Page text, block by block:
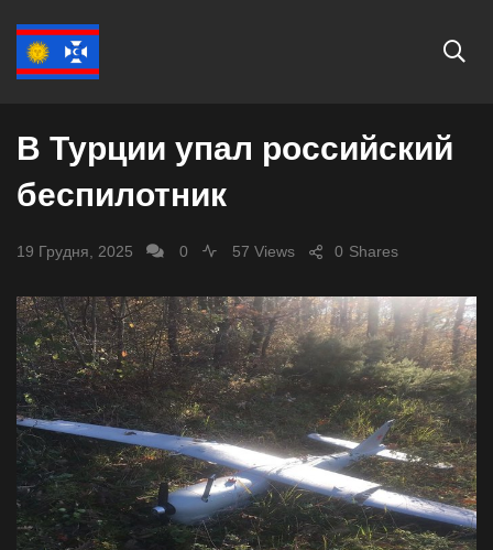
СВІТ
В Турции упал российский
беспилотник
19 Грудня, 2025 0 57 Views Shares
0